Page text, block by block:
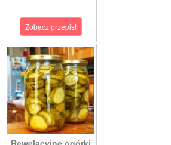
Zobacz przepis!